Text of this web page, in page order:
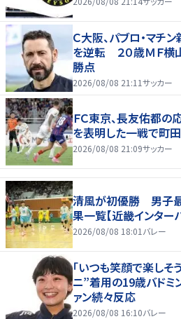
Ｃ大阪、パブロ・マ
を逆転 ２０歳ＭＦ横
勝点
2026/08/08 21:11サッカー
ＦＣ東京、長友佑都
を表明した一戦で町
2026/08/08 21:09サッカー
清風が初優勝 男子
果一覧【近畿インター
2026/08/08 18:01 バレー
「いつも笑顔で楽し
ニ”着用の19歳バドミ
ァン続々反応
2026/08/08 16:10バレー